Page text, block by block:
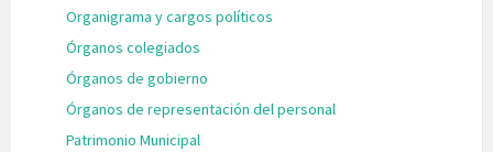
Organigrama y cargos políticos
Órganos colegiados
Órganos de gobierno
Órganos de representación del personal
Patrimonio Municipal